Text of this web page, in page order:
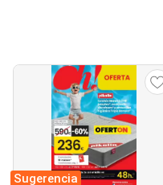
Sugerencia